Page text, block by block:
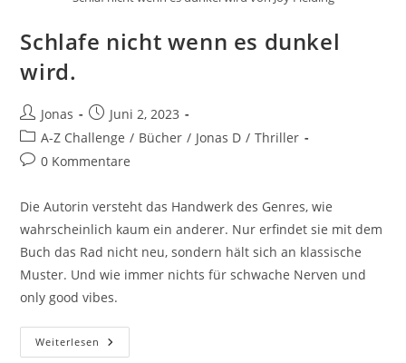
Schlafe nicht wenn es dunkel
wird.
Jonas
Juni 2, 2023
A-Z Challenge / Bücher / Jonas D / Thriller
0 Kommentare
Die Autorin versteht das Handwerk des Genres, wie
wahrscheinlich kaum ein anderer. Nur erfindet sie mit dem
Buch das Rad nicht neu, sondern hält sich an klassische
Muster. Und wie immer nichts für schwache Nerven und
only good vibes.
Weiterlesen